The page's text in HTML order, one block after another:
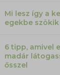
Mi lesz így a
egekbe
6 tipp, amivel
madár
ősszel